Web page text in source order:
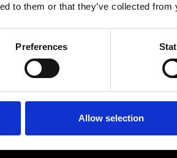
to them or that they’ve collected
Preferences
Allow selection
du, du kender
er unik